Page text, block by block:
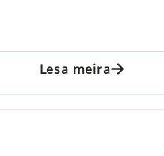
Lesa meira